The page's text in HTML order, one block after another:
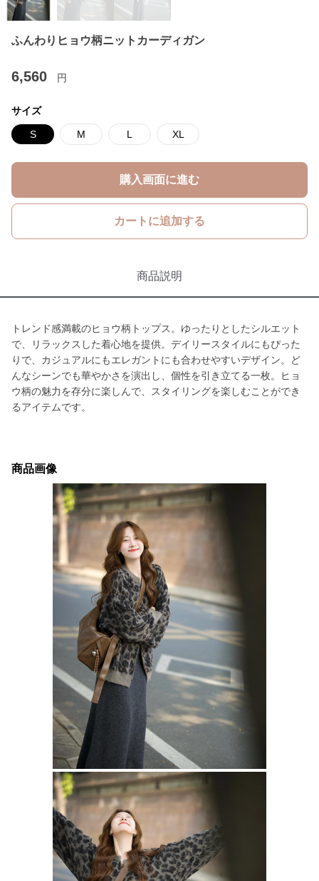
ふんわりヒョウ柄ニットカーディガン
6,560 円
サイズ
S M L XL
購入画面に進む
カートに追加する
商品説明
トレンド感満載のヒョウ柄トップス。ゆったりとしたシルエット
で、リラックスした着心地を提供。デイリースタイルにもぴった
りで、カジュアルにもエレガントにも合わせやすいデザイン。ど
んなシーンでも華やかさを演出し、個性を引き立てる一枚。ヒョ
ウ柄の魅力を存分に楽しんで、スタイリングを楽しむことができ
るアイテムです。
商品画像